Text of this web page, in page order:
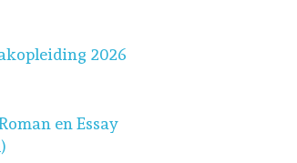
2026
en Essay